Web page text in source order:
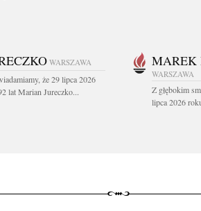
WARSZAWA
że 29 lipca 2026
lat Marian Jureczko...
MAREK
WARSZAWA
Z głębokim
lipca 2026